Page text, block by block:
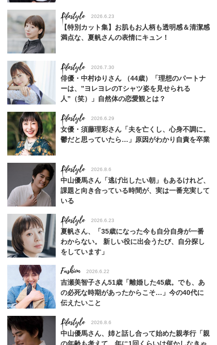
Lifestyle 2026.6.23
【特別カット集】お肌もお人柄も透明感＆清潔感
満点な、夏帆さんの表情にキュン！
Lifestyle 2026.7.30
俳優・中村ゆりさん （44歳）「理想のパートナ
ーは、”ヨレヨレのTシャツ姿を見せられる
人”（笑）」自然体の恋愛観とは？
Lifestyle 2026.6.29
女優・須藤理彩さん「夫を亡くし、心身不調に。
鬱だと思っていたら…」原因がわかり自責を卒業
Lifestyle 2026.8.6
中山優馬さん「逃げ出したい朝」もあるけれど、
課題と向き合っている時間が、実は一番充実して
いる
Lifestyle 2026.6.23
夏帆さん、「35歳になった今も自分自身が一番
わからない。 新しい役に出会うたび、自分探し
をしています」
Fashion 2026.6.22
吉瀬美智子さん51歳「離婚した45歳。でも、あ
の必死な時期があったからこそ…」今の40代に
伝えたいこと
Lifestyle 2026.8.6
中山優馬さん、姉と話し合って始めた親孝行「親